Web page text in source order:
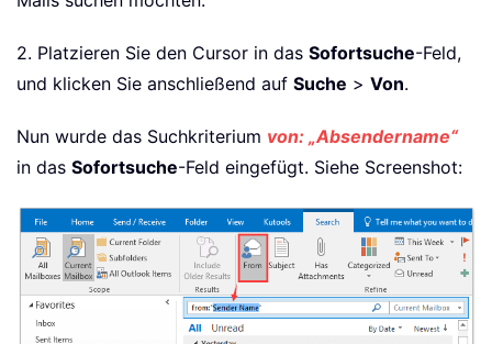
2. Platzieren Sie den Cursor in das Sofortsuche-Feld,
und klicken Sie anschließend auf Suche > Von.
Nun wurde das Suchkriterium von: „Absendername“
in das Sofortsuche-Feld eingefügt. Siehe Screenshot: